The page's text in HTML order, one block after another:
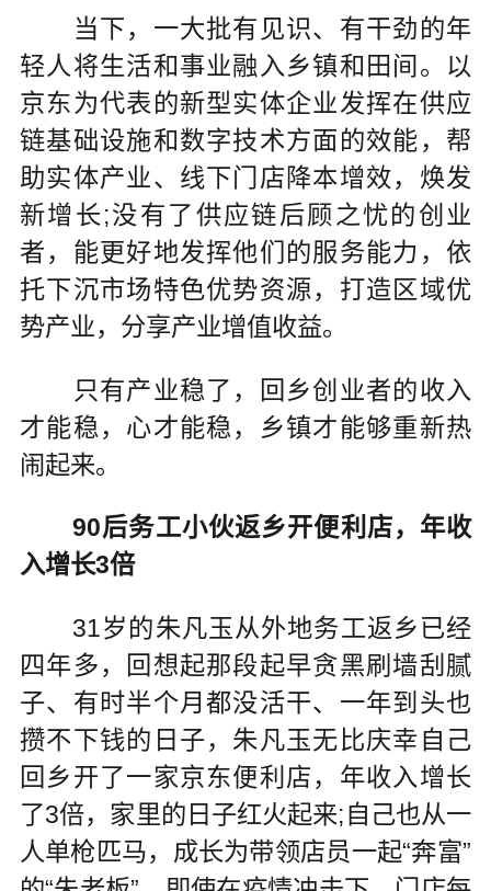
当下，一大批有见识、有干劲的年
轻人将生活和事业融入乡镇和田间。以
京东为代表的新型实体企业发挥在供应
链基础设施和数字技术方面的效能，帮
助实体产业、线下门店降本增效，焕发
新增长;没有了供应链后顾之忧的创业
者，能更好地发挥他们的服务能力，依
托下沉市场特色优势资源，打造区域优
势产业，分享产业增值收益。
只有产业稳了，回乡创业者的收入
才能稳，心才能稳，乡镇才能够重新热
闹起来。
90后务工小伙返乡开便利店，年收
入增长3倍
31岁的朱凡玉从外地务工返乡已经
四年多，回想起那段起早贪黑刷墙刮腻
子、有时半个月都没活干、一年到头也
攒不下钱的日子，朱凡玉无比庆幸自己
回乡开了一家京东便利店，年收入增长
了3倍，家里的日子红火起来;自己也从一
人单枪匹马，成长为带领店员一起“奔富”